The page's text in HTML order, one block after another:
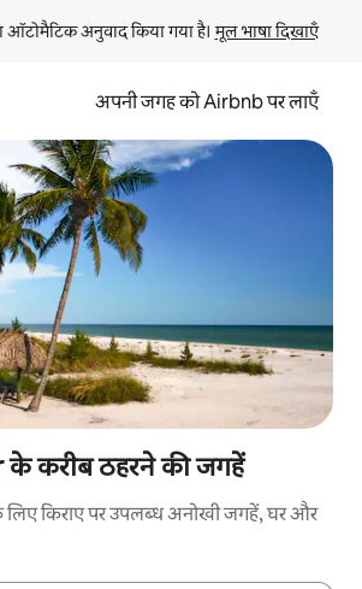
ऑटोमैटिक अनुवाद किया गया है। मूल भाषा दिखाएँ
अपनी जगह को Airbnb पर लाएँ
के करीब ठहरने की जगहें
लिए किराए पर उपलब्ध अनोखी जगहें, घर और